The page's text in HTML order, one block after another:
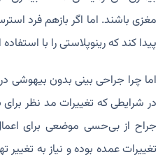
مغزی باشند. اما اگر بازهم فرد
پیدا کند که رینوپلاستی را با
اما چرا جراحی بینی بدون بیهوشی
در شرایطی که تغییرات مد نظر
جراح از بی‌حسی موضعی برای
تغییرات عمده بوده و نیاز به